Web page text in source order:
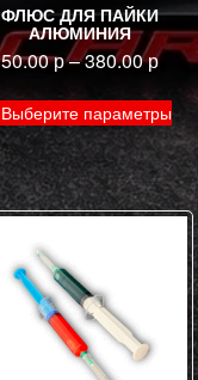
ФЛЮС ДЛЯ ПАЙКИ
АЛЮМИНИЯ
50.00р–380.00р
Выберите параметры
на